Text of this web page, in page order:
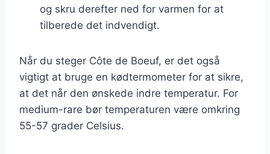
og skru derefter ned for varmen for at
tilberede det indvendigt.
Når du steger Côte de Boeuf, er det også
vigtigt at bruge en kødtermometer for at sikre,
at det når den ønskede indre temperatur. For
medium-rare bør temperaturen være omkring
55-57 grader Celsius.